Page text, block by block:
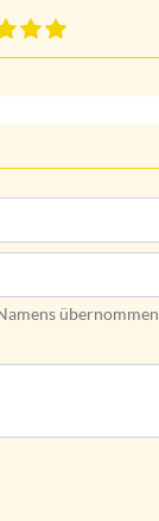
übernommen